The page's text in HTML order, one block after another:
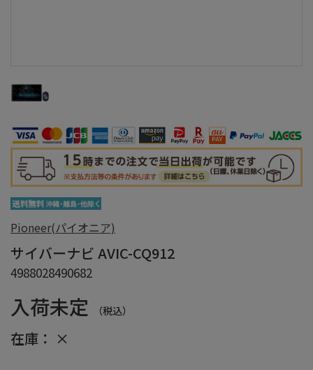
Pioneer(パイオニア)
サイバーナビ AVIC-CQ912
4988028490682
入荷未定 （税込）
在庫： ×